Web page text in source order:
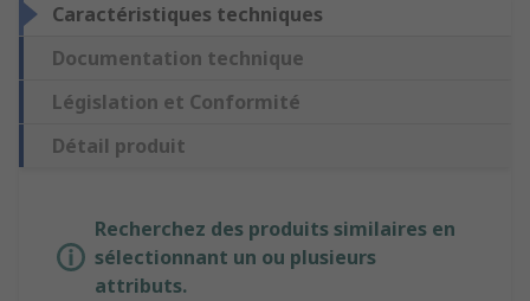
Caractéristiques techniques
Documentation technique
Législation et Conformité
Détail produit
Recherchez des produits similaires en
sélectionnant un ou plusieurs
attributs.